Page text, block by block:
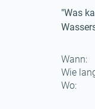
"Was
Berlin
Wann:
Wie
Wo: